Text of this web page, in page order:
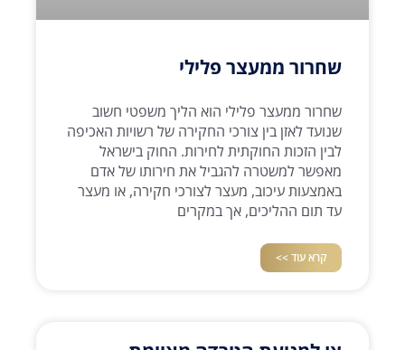
שחרור ממעצר פלילי
שחרור ממעצר פלילי הוא הליך משפטי חשוב
שנועד לאזן בין צורכי החקירה של רשויות האכיפה
לבין הזכות החוקתית לחירות. החוק בישראל
מאפשר למשטרה להגביל את חירותו של אדם
באמצעות עיכוב, מעצר לצורכי חקירה, או מעצר
עד תום ההליכים, אך במקרים
קרא עוד >>